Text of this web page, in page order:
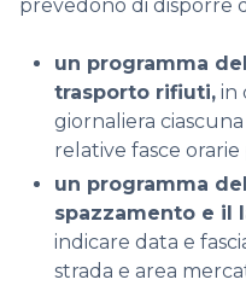
prevedono di disporre
un programma
trasporto rifiuti,in
giornaliera
relative fasce orarie
un programma
spazzamento e il
indicare data e
strada e area